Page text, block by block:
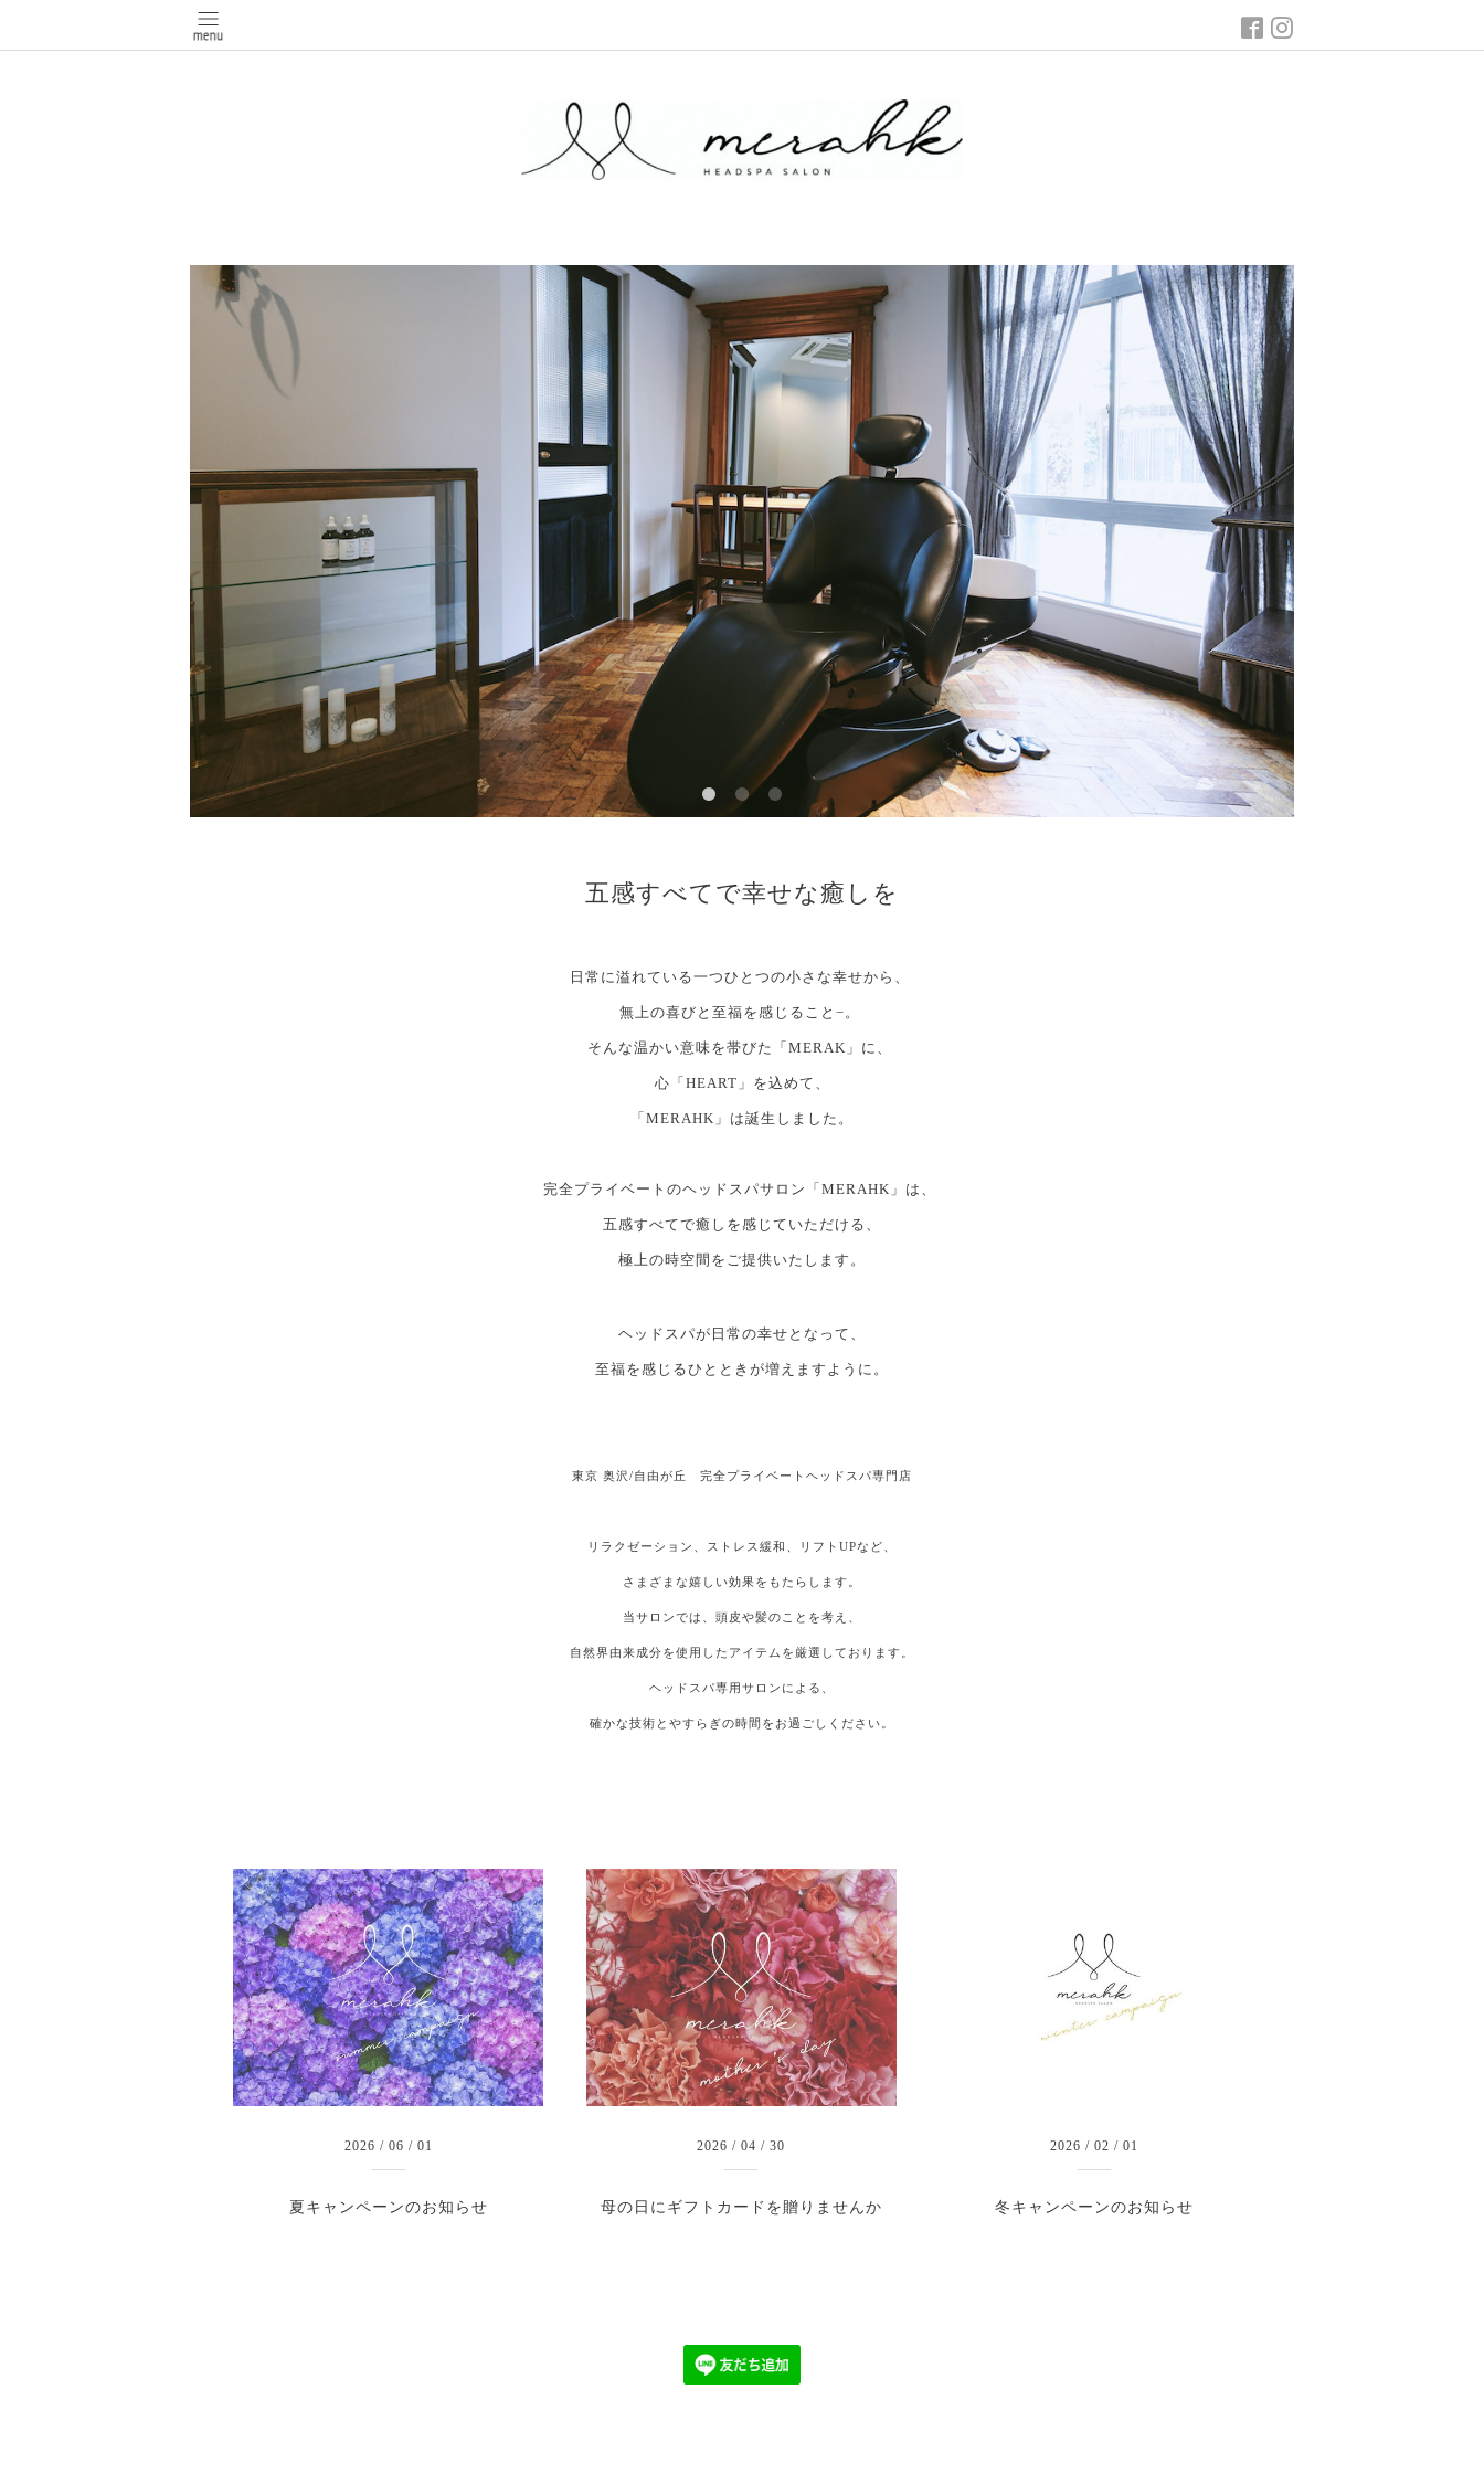
五感すべてで幸せな癒しを
日常に溢れている一つひとつの小さな幸せから、
無上の喜びと至福を感じること−。
そんな温かい意味を帯びた「MERAK」に、
心「HEART」を込めて、
「MERAHK」は誕生しました。
完全プライベートのヘッドスパサロン「MERAHK」は、
五感すべてで癒しを感じていただける、
極上の時空間をご提供いたします。
ヘッドスパが日常の幸せとなって、
至福を感じるひとときが増えますように。
東京 奥沢/自由が丘 完全プライベートヘッドスパ専門店
リラクゼーション、ストレス緩和、リフトUPなど、
さまざまな嬉しい効果をもたらします。
当サロンでは、頭皮や髪のことを考え、
自然界由来成分を使用したアイテムを厳選しております。
ヘッドスパ専用サロンによる、
確かな技術とやすらぎの時間をお過ごしください。
2026 / 06 / 01
夏キャンペーンのお知らせ
2026 /04 /30
母の日にギフトカードを贈りませんか
2026 /02 /01
冬キャンペーンのお知らせ